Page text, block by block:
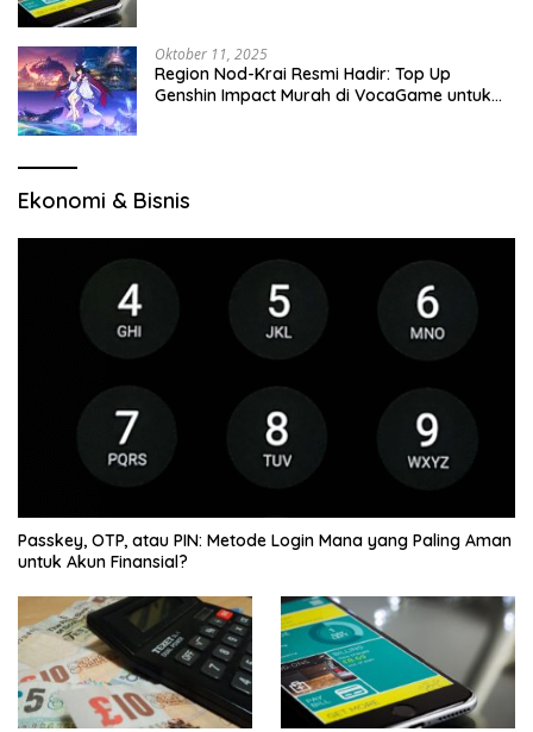
Oktober 11, 2025
Region Nod-Krai Resmi Hadir: Top Up
Genshin Impact Murah di VocaGame untuk
Ekonomi & Bisnis
Passkey, OTP, atau PIN: Metode Login Mana yang Paling Aman
untuk Akun Finansial?